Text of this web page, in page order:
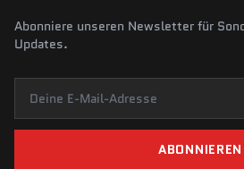
Abonniere unseren Newsletter für
Updates.
Deine E-Mail-Adresse
ABONNIEREN